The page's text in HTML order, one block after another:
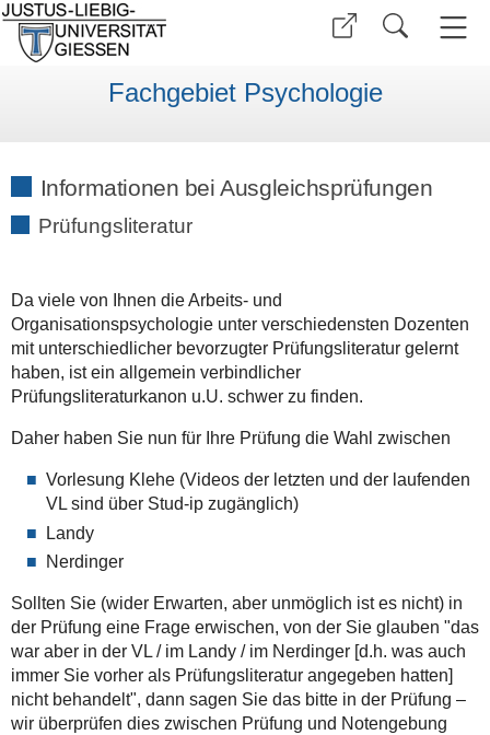
Fachgebiet Psychologie
Informationen bei Ausgleichsprüfungen
Prüfungsliteratur
Da viele von Ihnen die Arbeits- und
Organisationspsychologie unter verschiedensten Dozenten
mit unterschiedlicher bevorzugter Prüfungsliteratur gelernt
haben, ist ein allgemein verbindlicher
Prüfungsliteraturkanon u.U. schwer zu finden.
Daher haben Sie nun für Ihre Prüfung die Wahl zwischen
Vorlesung Klehe (Videos der letzten und der laufenden
VL sind über Stud-ip zugänglich)
Landy
Nerdinger
Sollten Sie (wider Erwarten, aber unmöglich ist es nicht) in
der Prüfung eine Frage erwischen, von der Sie glauben "das
war aber in der VL / im Landy / im Nerdinger [d.h. was auch
immer Sie vorher als Prüfungsliteratur angegeben hatten]
nicht behandelt", dann sagen Sie das bitte in der Prüfung –
wir überprüfen dies zwischen Prüfung und Notengebung